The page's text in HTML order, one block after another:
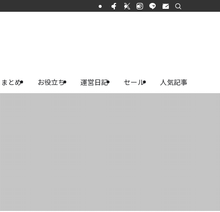
まとめ お役立ち 運営日記 セール 人気記事